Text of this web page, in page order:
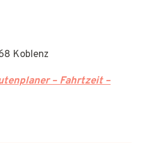
Koblenz
– Fahrtzeit –